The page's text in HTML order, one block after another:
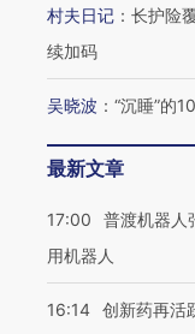
村夫日记 ： 长护险
续加码
吴晓波 ： “沉睡”的
最新文章
17:00
普渡机器人
用机器人
16:14 创新药再活